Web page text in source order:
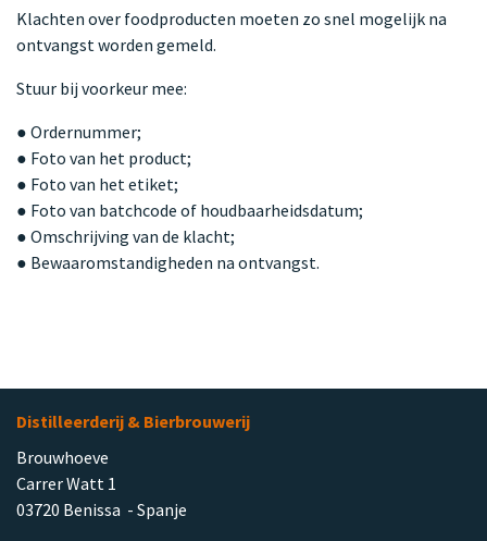
Klachten over foodproducten moeten zo snel mogelijk na
ontvangst worden gemeld.
Stuur bij voorkeur mee:
● Ordernummer;
● Foto van het product;
● Foto van het etiket;
● Foto van batchcode of houdbaarheidsdatum;
● Omschrijving van de klacht;
● Bewaaromstandigheden na ontvangst.
Distilleerderij & Bierbrouwerij
Brouwhoeve
Carrer Watt 1
03720 Benissa - Spanje